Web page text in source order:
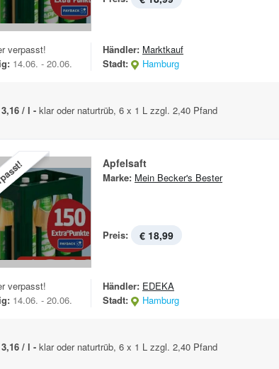
verpasst!
14.06. - 20.06.
Händler: Marktkauf
Stadt:
Hamburg
/ l - klar oder naturtrüb, 6 x 1 L zzgl. 2,40 Pfand
Apfelsaft
Marke: Mein Becker's Bester
Preis: € 18,99
verpasst!
14.06. - 20.06.
Händler: EDEKA
Stadt:
Hamburg
/ l - klar oder naturtrüb, 6 x 1 L zzgl. 2,40 Pfand